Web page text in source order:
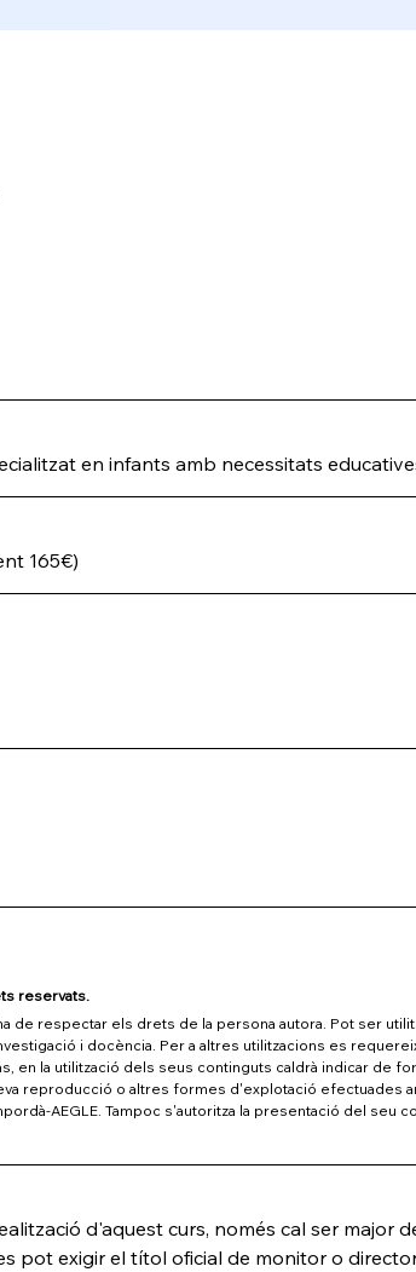
en infants amb necessitats
165€)
reservats.
de respectar els drets de la persona autora. Pot ser
i docència. Per a altres utilitzacions es
en la utilització dels seus continguts caldrà indicar de
reproducció o altres formes d'explotació efectuades
AEGLE. Tampoc s'autoritza la presentació del seu
d'aquest curs, només cal ser major
pot exigir el títol oficial de monitor o